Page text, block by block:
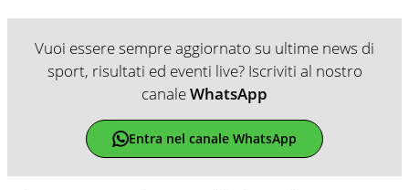
Vuoi essere sempre aggiornato su ultime news di
sport, risultati ed eventi live? Iscriviti al nostro
canaleWhatsApp
Entra nel canale WhatsApp